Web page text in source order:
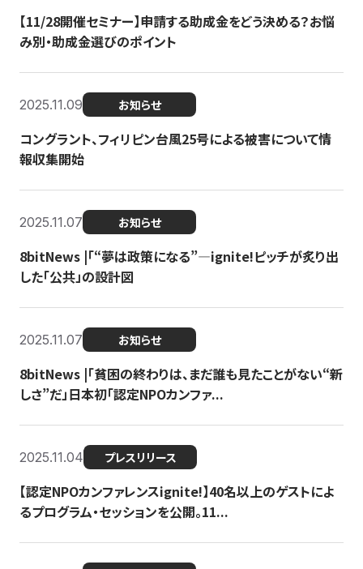
【11/28開催セミナー】申請する助成金をどう決める？お悩
み別・助成金選びのポイント
2025.11.09 お知らせ
コングラント、フィリピン台風25号による被害について情
報収集開始
2025.11.07 お知らせ
8bitNews |「“夢は政策になる”—ignite!ピッチが炙り出
した「公共」の設計図
2025.11.07 お知らせ
8bitNews |「貧困の終わりは、まだ誰も見たことがない“新
しさ”だ」日本初「認定NPOカンファ...
2025.11.04 プレスリリース
【認定NPOカンファレンスignite!】40名以上のゲストによ
るプログラム・セッションを公開。11...